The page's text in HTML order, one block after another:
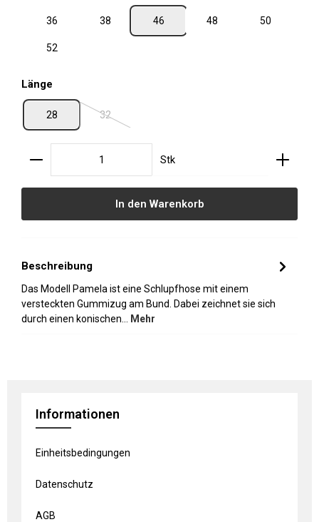
36 38 46 48 50
52
Länge
28 32(Diese Option ist zurzeit nicht verfügbar.)
Produkt Anzahl: Gib den gewünschten Wert ein
Stk
In den Warenkorb
Beschreibung
Das Modell Pamela ist eine Schlupfhose mit einem
versteckten Gummizug am Bund. Dabei zeichnet sie sich
durch einen konischen…
Mehr
Informationen
Einheitsbedingungen
Datenschutz
AGB